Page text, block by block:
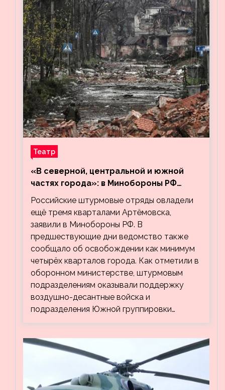
Театр
«В северной, центральной и южной
частях города»: в Минобороны РФ
заявили об освобождении ещё трёх
кварталов Артёмовска
Российские штурмовые отряды овладели
ещё тремя кварталами Артёмовска,
заявили в Минобороны РФ. В
предшествующие дни ведомство также
сообщало об освобождении как минимум
четырёх кварталов города. Как отметили в
оборонном министерстве, штурмовым
подразделениям оказывали поддержку
воздушно-десантные войска и
подразделения Южной группировки…